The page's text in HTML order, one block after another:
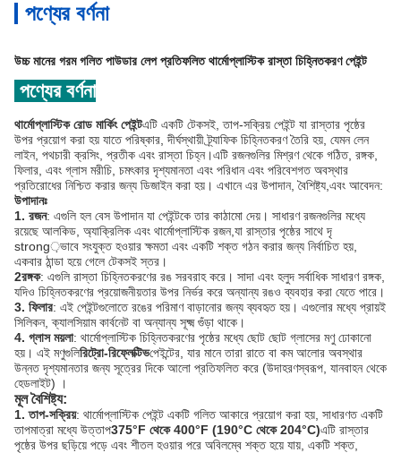
পণ্যের বর্ণনা
উচ্চ মানের গরম গলিত পাউডার লেপ প্রতিফলিত থার্মোপ্লাস্টিক রাস্তা চিহ্নিতকরণ পেইন্ট
পণ্যের বর্ণনা
থার্মোপ্লাস্টিক রোড মার্কিং পেইন্টএটি একটি টেকসই, তাপ-সক্রিয় পেইন্ট যা রাস্তার পৃষ্ঠের
উপর প্রয়োগ করা হয় যাতে পরিষ্কার, দীর্ঘস্থায়ী ট্র্যাফিক চিহ্নিতকরণ তৈরি হয়, যেমন লেন
লাইন, পথচারী ক্রসিং, প্রতীক এবং রাস্তা চিহ্ন।এটি রজনগুলির মিশ্রণ থেকে গঠিত, রঙ্গক,
ফিলার, এবং গ্লাস মরীচি, চমৎকার দৃশ্যমানতা এবং পরিধান এবং পরিবেশগত অবস্থার
প্রতিরোধের নিশ্চিত করার জন্য ডিজাইন করা হয়। এখানে এর উপাদান, বৈশিষ্ট্য,এবং আবেদন:
উপাদানঃ
1. রজন: এগুলি হল বেস উপাদান যা পেইন্টকে তার কাঠামো দেয়। সাধারণ রজনগুলির মধ্যে
রয়েছে আলকিড, অ্যাক্রিলিক এবং থার্মোপ্লাস্টিক রজন,যা রাস্তার পৃষ্ঠের সাথে দৃ
strong়ভাবে সংযুক্ত হওয়ার ক্ষমতা এবং একটি শক্ত গঠন করার জন্য নির্বাচিত হয়,
একবার ঠান্ডা হয়ে গেলে টেকসই স্তর।
2রঙ্গক: এগুলি রাস্তা চিহ্নিতকরণের রঙ সরবরাহ করে। সাদা এবং হলুদ সর্বাধিক সাধারণ রঙ্গক,
যদিও চিহ্নিতকরণের প্রয়োজনীয়তার উপর নির্ভর করে অন্যান্য রঙও ব্যবহার করা যেতে পারে।
3. ফিলার: এই পেইন্টগুলোতে রঙের পরিমাণ বাড়ানোর জন্য ব্যবহৃত হয়। এগুলোর মধ্যে প্রায়ই
সিলিকন, ক্যালসিয়াম কার্বনেট বা অন্যান্য সূক্ষ্ম গুঁড়া থাকে।
4. গ্লাস ময়লা: থার্মোপ্লাস্টিক চিহ্নিতকরণের পৃষ্ঠের মধ্যে ছোট ছোট গ্লাসের মণু ঢোকানো
হয়। এই মণুগুলিরিট্রো-রিফ্লেক্টিভপেইন্টের, যার মানে তারা রাতে বা কম আলোর অবস্থার
উন্নত দৃশ্যমানতার জন্য সূত্রের দিকে আলো প্রতিফলিত করে (উদাহরণস্বরূপ, যানবাহন থেকে
হেডলাইট) ।
মূল বৈশিষ্ট্য:
1. তাপ-সক্রিয়: থার্মোপ্লাস্টিক পেইন্ট একটি গলিত আকারে প্রয়োগ করা হয়, সাধারণত একটি
তাপমাত্রা মধ্যে উত্তাপ375°F থেকে 400°F (190°C থেকে 204°C)এটি রাস্তার
পৃষ্ঠের উপর ছড়িয়ে পড়ে এবং শীতল হওয়ার পরে অবিলম্বে শক্ত হয়ে যায়, একটি শক্ত,